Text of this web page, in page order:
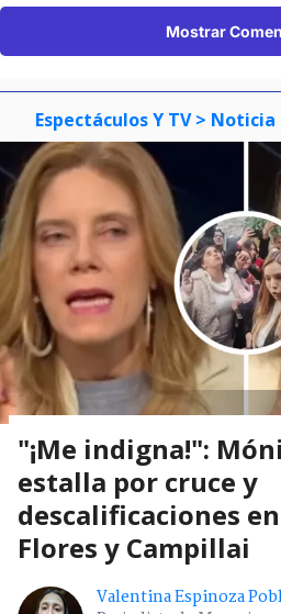
Mostrar
Espectáculos Y TV > Noticia
"¡Me indigna!":
estalla por cruce y
descalificaciones
Flores y Campillai
Valentina Espinoza